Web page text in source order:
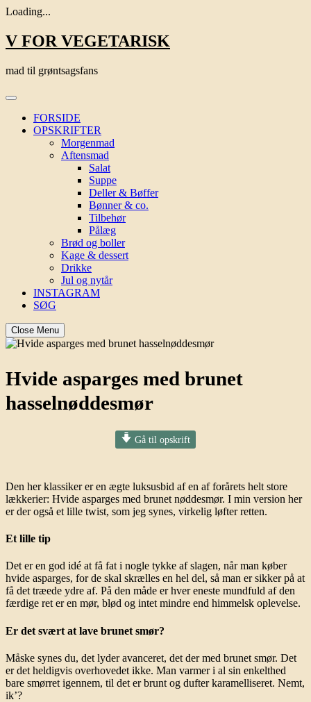
Loading...
Skip
to
V FOR VEGETARISK
mad til grøntsagsfans
FORSIDE
OPSKRIFTER
Morgenmad
Aftensmad
Salat
Suppe
Deller & Bøffer
Bønner & co.
Tilbehør
Pålæg
Brød og boller
Kage & dessert
Drikke
Jul og nytår
INSTAGRAM
SØG
Close Menu
Hvide asparges med brunet
hasselnøddesmør
Gå til opskrift
Den her klassiker er en ægte luksusbid af en af forårets helt store
lækkerier: Hvide asparges med brunet nøddesmør. I min version her
er der også et lille twist, som jeg synes, virkelig løfter retten.
Et lille tip
Det er en god idé at få fat i nogle tykke af slagen, når man køber
hvide asparges, for de skal skrælles en hel del, så man er sikker på at
få det træede ydre af. På den måde er hver eneste mundfuld af den
færdige ret er en mør, blød og intet mindre end himmelsk oplevelse.
Er det svært at lave brunet smør?
Måske synes du, det lyder avanceret, det der med brunet smør. Det
er det heldigvis overhovedet ikke. Man varmer i al sin enkelthed
bare smørret igennem, til det er brunt og dufter karamelliseret. Nemt,
ik’?